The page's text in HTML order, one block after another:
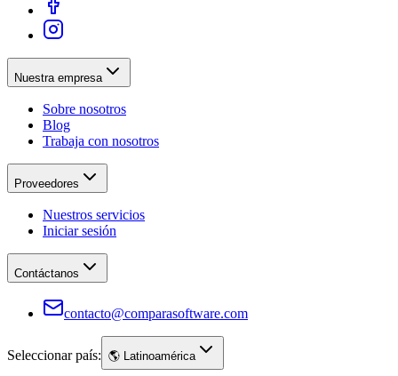
Nuestra empresa
Sobre nosotros
Blog
Trabaja con nosotros
Proveedores
Nuestros servicios
Iniciar sesión
Contáctanos
contacto@comparasoftware.com
Seleccionar país: 🌎 Latinoamérica